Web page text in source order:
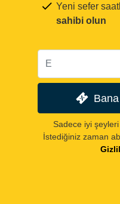
Yeni sefer
sahibi olun
Sadece iyi
İstediğiniz zaman